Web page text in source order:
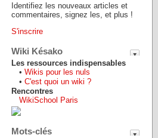
Identifiez les nouveaux articles et
commentaires, signez les, et plus !
S'inscrire
Wiki Késako
Les ressources indispensables
•Wikis pour les nuls
•C'est quoi un wiki ?
Rencontres
WikiSchool Paris
Mots-clés